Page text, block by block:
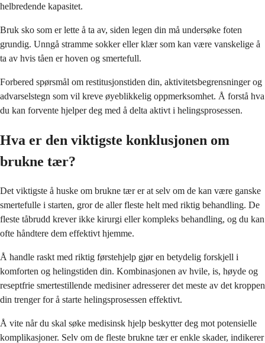
helbredende kapasitet.
Bruk sko som er lette å ta av, siden legen din må undersøke foten
grundig. Unngå stramme sokker eller klær som kan være vanskelige å
ta av hvis tåen er hoven og smertefull.
Forbered spørsmål om restitusjonstiden din, aktivitetsbegrensninger og
advarselstegn som vil kreve øyeblikkelig oppmerksomhet. Å forstå hva
du kan forvente hjelper deg med å delta aktivt i helingsprosessen.
Hva er den viktigste konklusjonen om
brukne tær?
Det viktigste å huske om brukne tær er at selv om de kan være ganske
smertefulle i starten, gror de aller fleste helt med riktig behandling. De
fleste tåbrudd krever ikke kirurgi eller kompleks behandling, og du kan
ofte håndtere dem effektivt hjemme.
Å handle raskt med riktig førstehjelp gjør en betydelig forskjell i
komforten og helingstiden din. Kombinasjonen av hvile, is, høyde og
reseptfrie smertestillende medisiner adresserer det meste av det kroppen
din trenger for å starte helingsprosessen effektivt.
Å vite når du skal søke medisinsk hjelp beskytter deg mot potensielle
komplikasjoner. Selv om de fleste brukne tær er enkle skader, indikerer